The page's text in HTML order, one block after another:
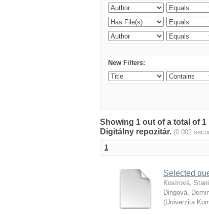
New Filters:
Showing 1 out of a total of
Digitálny repozitár. (0.002
1
Selected
Kosírová,
Dingová,
(Univerzita